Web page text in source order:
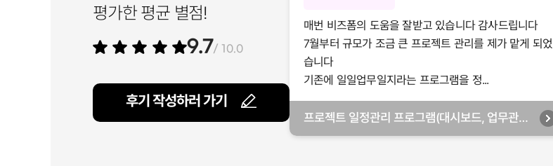
평가한 평균 별점!
9.7/ 10.0
후기 작성하러 가기
매번 비즈폼의 도움을 잘받고 있습니다 감사드립니다
7월부터 규모가 조금 큰 프로젝트 관리를 제가 맡게 되었
습니다
기존에 일일업무일지라는 프로그램을 정...
프로젝트 일정관리 프로그램(대시보드, 업무관리,